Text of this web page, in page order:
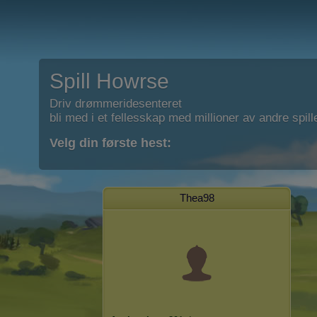
Spill Howrse
Driv drømmeridesenteret
bli med i et fellesskap med millioner av andre
Velg din første hest:
Thea98